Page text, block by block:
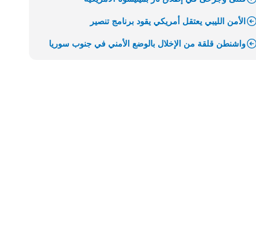
الأمن الليبي يعتقل أمريكي يقود برنامج تنصير
واشنطن قلقة من الإخلال بالوضع الأمني في جنوب سوريا